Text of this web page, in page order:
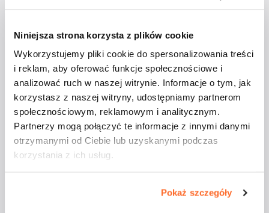
Niniejsza strona korzysta z plików cookie
Wykorzystujemy pliki cookie do spersonalizowania treści
i reklam, aby oferować funkcje społecznościowe i
analizować ruch w naszej witrynie. Informacje o tym, jak
korzystasz z naszej witryny, udostępniamy partnerom
społecznościowym, reklamowym i analitycznym.
Partnerzy mogą połączyć te informacje z innymi danymi
otrzymanymi od Ciebie lub uzyskanymi podczas
korzystania z ich usług.
Pokaż szczegóły
Aktualności
Studenci ATA na